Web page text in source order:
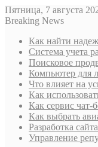
Пятница, 7 августа
Breaking News
Как найти
Система учета
Поисковое
Компьютер для
Что влияет на
Как
Как сервис чат-
Как выбрать
Разработка
Управление